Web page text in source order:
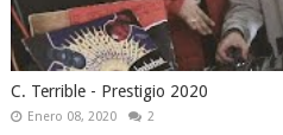
C. Terrible - Prestigio 2020
Enero 08, 2020 2